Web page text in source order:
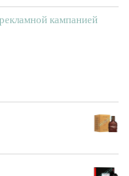
кампанией